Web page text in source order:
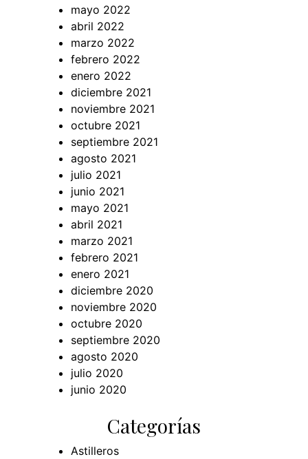
mayo 2022
abril 2022
marzo 2022
febrero 2022
enero 2022
diciembre 2021
noviembre 2021
octubre 2021
septiembre 2021
agosto 2021
julio 2021
junio 2021
mayo 2021
abril 2021
marzo 2021
febrero 2021
enero 2021
diciembre 2020
noviembre 2020
octubre 2020
septiembre 2020
agosto 2020
julio 2020
junio 2020
Categorías
Astilleros